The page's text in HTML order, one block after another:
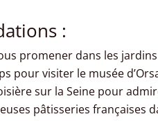
:
promener dans les
pour visiter le musée
sur la Seine pour
pâtisseries françaises